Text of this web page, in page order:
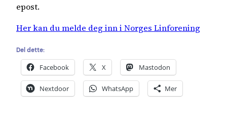
epost.
Her kan du melde deg inn i Norges Linforening
Del dette:
Facebook X Mastodon
Nextdoor WhatsApp Mer